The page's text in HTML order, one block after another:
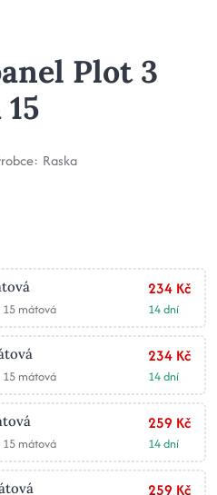
Plot 3
Raska
mátová
234 Kč
14 dní
mátová
234 Kč
14 dní
mátová
259 Kč
14 dní
259 Kč